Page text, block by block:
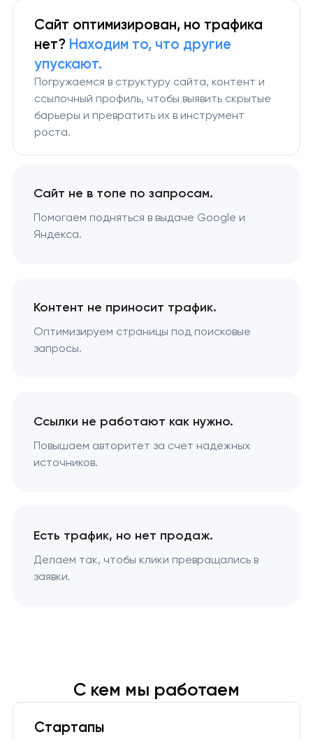
Сайт оптимизирован, но трафика
нет? Находим то, что другие
упускают.
Погружаемся в структуру сайта, контент и
ссылочный профиль, чтобы выявить скрытые
барьеры и превратить их в инструмент
роста.
Сайт не в топе по запросам.
Помогаем подняться в выдаче Google и
Яндекса.
Контент не приносит трафик.
Оптимизируем страницы под поисковые
запросы.
Ссылки не работают как нужно.
Повышаем авторитет за счет надежных
источников.
Есть трафик, но нет продаж.
Делаем так, чтобы клики превращались в
заявки.
С кем мы работаем
Стартапы